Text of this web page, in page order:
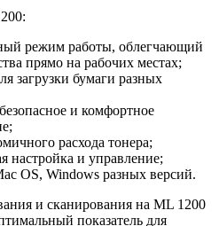
режим работы, облегчающий
прямо на рабочих местах;
загрузки бумаги разных
и комфортное
расхода тонера;
настройка и управление;
OS, Windows разных версий.
и сканирования на ML 1200
показатель для